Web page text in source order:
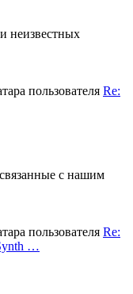
неизвестных
Re:
с нашим
Re:
…